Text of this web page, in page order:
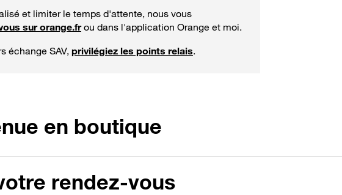
et limiter le temps d'attente, nous vous
sur orange.frou dans l'application Orange et moi.
échange SAV, privilégiez les points relais.
en boutique
rendez-vous